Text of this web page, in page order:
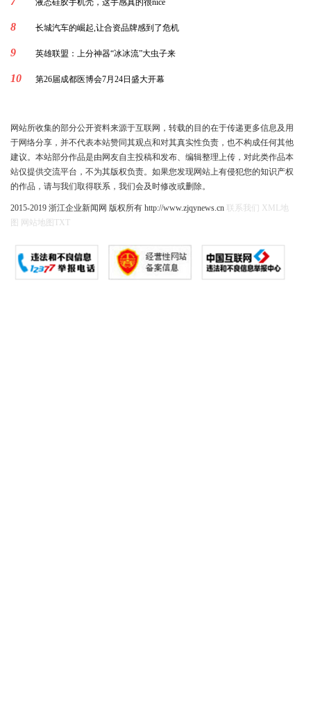
液态硅胶手机壳，这手感真的很nice
8 长城汽车的崛起,让合资品牌感到了危机
9 英雄联盟：上分神器“冰冰流”大虫子来
10 第26届成都医博会7月24日盛大开幕
网站所收集的部分公开资料来源于互联网，转载的目的在于传递更多信息及用
于网络分享，并不代表本站赞同其观点和对其真实性负责，也不构成任何其他
建议。本站部分作品是由网友自主投稿和发布、编辑整理上传，对此类作品本
站仅提供交流平台，不为其版权负责。如果您发现网站上有侵犯您的知识产权
的作品，请与我们取得联系，我们会及时修改或删除。
2015-2019 浙江企业新闻网 版权所有 http://www.zjqynews.cn 联系我们
XML地
图
网站地图 TXT